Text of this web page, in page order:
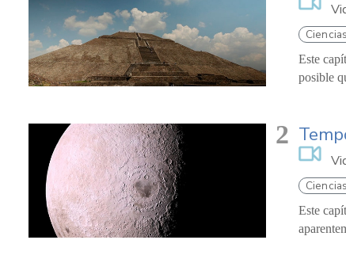
Este
posible
2
Este